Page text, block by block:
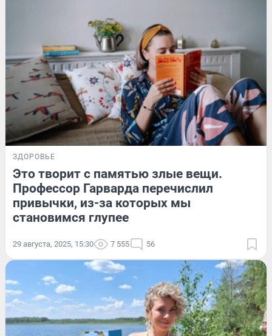
ЗДОРОВЬЕ
Это творит с памятью злые вещи.
Профессор Гарварда перечислил
привычки, из-за которых мы
становимся глупее
29 августа, 2025, 15:30 7 555 56